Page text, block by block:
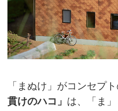
「まぬけ」がコンセプ
貫けのハコ」 は、「ま